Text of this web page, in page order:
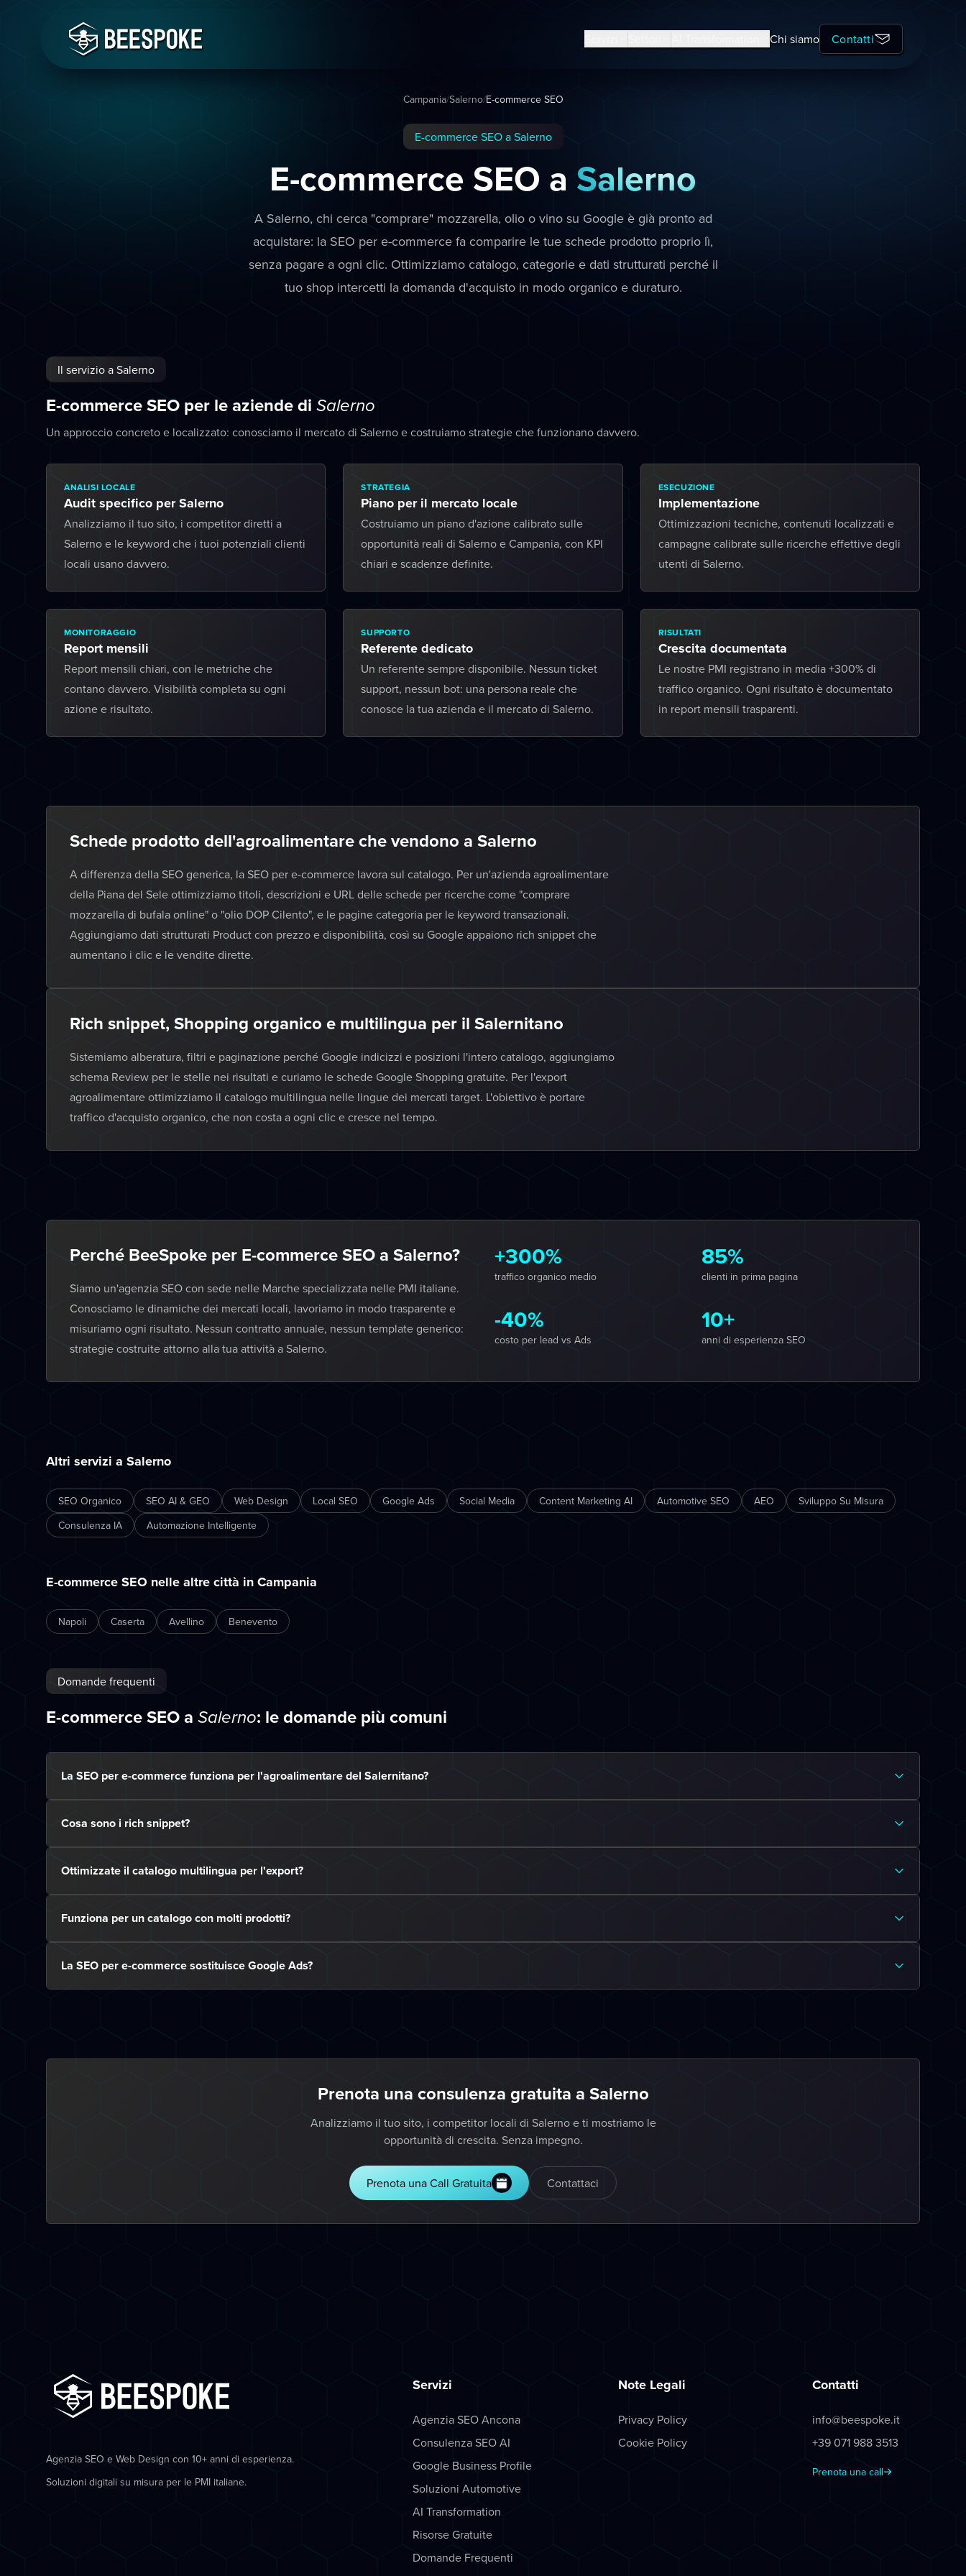
Chi siamo Contatti
Campania/Salerno/E-commerce SEO
E-commerce SEO a Salerno
E-commerce SEO a Salerno
A Salerno, chi cerca "comprare" mozzarella, olio o vino su Google è già pronto ad
acquistare: la SEO per e-commerce fa comparire le tue schede prodotto proprio lì,
senza pagare a ogni clic. Ottimizziamo catalogo, categorie e dati strutturati perché il
tuo shop intercetti la domanda d'acquisto in modo organico e duraturo.
Il servizio a Salerno
E-commerce SEO per le aziende di Salerno
Un approccio concreto e localizzato: conosciamo il mercato di Salerno e costruiamo strategie che funzionano davvero.
ANALISI LOCALE
Audit specifico per Salerno
Analizziamo il tuo sito, i competitor diretti a
Salerno e le keyword che i tuoi potenziali clienti
locali usano davvero.
STRATEGIA
Piano per il mercato locale
Costruiamo un piano d'azione calibrato sulle
opportunità reali di Salerno e Campania, con KPI
chiari e scadenze definite.
ESECUZIONE
Implementazione
Ottimizzazioni tecniche, contenuti localizzati e
campagne calibrate sulle ricerche effettive degli
utenti di Salerno.
MONITORAGGIO
Report mensili
Report mensili chiari, con le metriche che
contano davvero. Visibilità completa su ogni
azione e risultato.
SUPPORTO
Referente dedicato
Un referente sempre disponibile. Nessun ticket
support, nessun bot: una persona reale che
conosce la tua azienda e il mercato di Salerno.
RISULTATI
Crescita documentata
Le nostre PMI registrano in media +300% di
traffico organico. Ogni risultato è documentato
in report mensili trasparenti.
Schede prodotto dell'agroalimentare che vendono a Salerno
A differenza della SEO generica, la SEO per e-commerce lavora sul catalogo. Per un'azienda agroalimentare
della Piana del Sele ottimizziamo titoli, descrizioni e URL delle schede per ricerche come "comprare
mozzarella di bufala online" o "olio DOP Cilento", e le pagine categoria per le keyword transazionali.
Aggiungiamo dati strutturati Product con prezzo e disponibilità, così su Google appaiono rich snippet che
aumentano i clic e le vendite dirette.
Rich snippet, Shopping organico e multilingua per il Salernitano
Sistemiamo alberatura, filtri e paginazione perché Google indicizzi e posizioni l'intero catalogo, aggiungiamo
schema Review per le stelle nei risultati e curiamo le schede Google Shopping gratuite. Per l'export
agroalimentare ottimizziamo il catalogo multilingua nelle lingue dei mercati target. L'obiettivo è portare
traffico d'acquisto organico, che non costa a ogni clic e cresce nel tempo.
Perché BeeSpoke per E-commerce SEO a Salerno?
Siamo un'agenzia SEO con sede nelle Marche specializzata nelle PMI italiane.
Conosciamo le dinamiche dei mercati locali, lavoriamo in modo trasparente e
misuriamo ogni risultato. Nessun contratto annuale, nessun template generico:
strategie costruite attorno alla tua attività a Salerno.
+300%
traffico organico medio
85%
clienti in prima pagina
-40%
costo per lead vs Ads
10+
anni di esperienza SEO
Altri servizi a Salerno
SEO Organico SEO AI & GEO Web Design Local SEO Google Ads Social Media Content Marketing AI Automotive SEO AEO
Sviluppo Su Misura
Consulenza IA
Automazione Intelligente
E-commerce SEO nelle altre città in Campania
Napoli Caserta Avellino Benevento
Domande frequenti
E-commerce SEO a Salerno: le domande più comuni
La SEO per e-commerce funziona per l'agroalimentare del Salernitano?
Cosa sono i rich snippet?
Ottimizzate il catalogo multilingua per l'export?
Funziona per un catalogo con molti prodotti?
La SEO per e-commerce sostituisce Google Ads?
Prenota una consulenza gratuita a Salerno
Analizziamo il tuo sito, i competitor locali di Salerno e ti mostriamo le
opportunità di crescita. Senza impegno.
Prenota una Call Gratuita Contattaci
Agenzia SEO e Web Design con 10+ anni di esperienza.
Soluzioni digitali su misura per le PMI italiane.
Servizi
Agenzia SEO Ancona
Consulenza SEO AI
Google Business Profile
Soluzioni Automotive
AI Transformation
Risorse Gratuite
Domande Frequenti
Note Legali
Privacy Policy
Cookie Policy
Contatti
info@beespoke.it
+39 071 988 3513
Prenota una call